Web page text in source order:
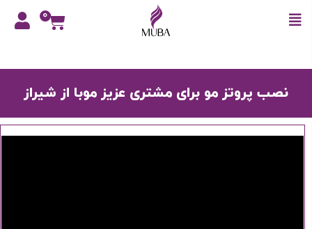
0
نصب پروتز مو برای مشتری عزیز موبا از شیراز